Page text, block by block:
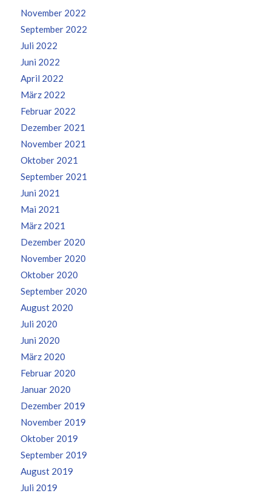
November 2022
September 2022
Juli 2022
Juni 2022
April 2022
März 2022
Februar 2022
Dezember 2021
November 2021
Oktober 2021
September 2021
Juni 2021
Mai 2021
März 2021
Dezember 2020
November 2020
Oktober 2020
September 2020
August 2020
Juli 2020
Juni 2020
März 2020
Februar 2020
Januar 2020
Dezember 2019
November 2019
Oktober 2019
September 2019
August 2019
Juli 2019